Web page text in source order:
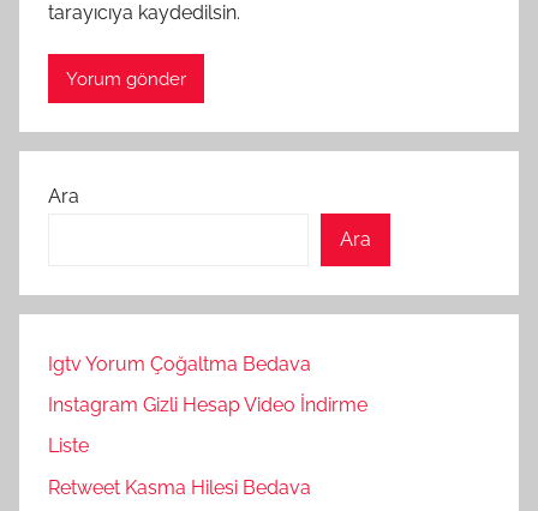
tarayıcıya kaydedilsin.
Ara
Ara
Igtv Yorum Çoğaltma Bedava
Instagram Gizli Hesap Video İndirme
Liste
Retweet Kasma Hilesi Bedava